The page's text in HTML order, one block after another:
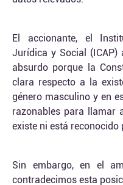
El accionante, el
Jurídica y Social
absurdo porque la
clara respecto a la
género masculino y en
razonables para llamar
existe ni está
Sin embargo, en el
contradecimos esta